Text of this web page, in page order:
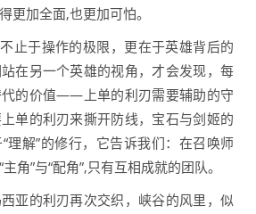
更加全面,也更加可怕。
止于操作的极限，更在于英雄背后的
在另一个英雄的视角，才会发现，每
代的价值——上单的利刃需要辅助的守
单的利刃来撕开防线，宝石与剑姬的
理解”的修行，它告诉我们：在召唤师
角”与“配角”,只有互相成就的团队。
亚的利刃再次交织，峡谷的风里，似